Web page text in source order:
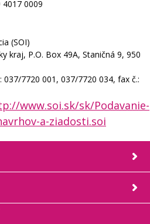
4017 0009
(SOI)
kraj, P.O. Box 49A, Staničná 9, 950
7720 001, 037/7720 034, fax č.:
www.soi.sk/sk/Podavanie-
a-ziadosti.soi